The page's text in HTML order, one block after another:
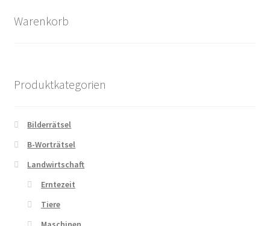
Warenkorb
Produktkategorien
Bilderrätsel
B-Worträtsel
Landwirtschaft
Erntezeit
Tiere